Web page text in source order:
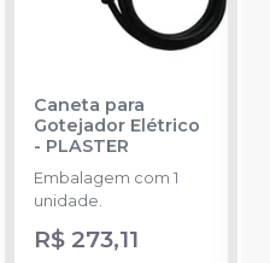
Caneta para
Gotejador Elétrico
- PLASTER
Embalagem com 1
unidade.
R$ 273,11